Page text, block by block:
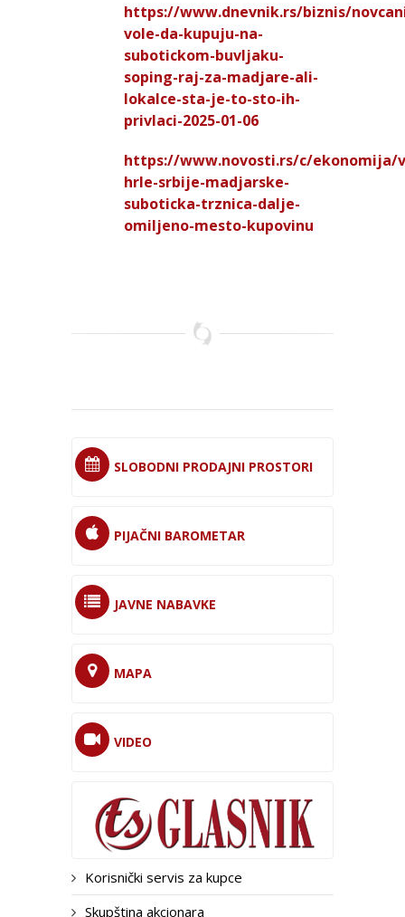
https://www.dnevnik.rs/biznis/
vole-da-kupuju-na-
subotickom-buvljaku-
soping-raj-za-madjare-ali-
lokalce-sta-je-to-sto-ih-
privlaci-2025-01-06
https://www.novosti.rs/c/ekonomija/
hrle-srbije-madjarske-
suboticka-trznica-dalje-
omiljeno-mesto-kupovinu
SLOBODNI PRODAJNI PROSTORI
PIJAČNI BAROMETAR
JAVNE NABAVKE
MAPA
VIDEO
Korisnički servis za kupce
Skupština akcionara